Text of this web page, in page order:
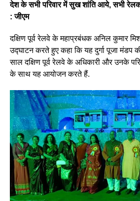
देश के सभी परिवार में सुख शांति आये, सभी
: जीएम
दक्षिण पूर्व रेलवे के महाप्रबंधक अनिल कुमार
उद्घाटन करते हुए कहा कि यह दुर्गा पूजा मंडप
साल दक्षिण पूर्व रेलवे के अधिकारी और उनके
के साथ यह आयोजन करते हैं.